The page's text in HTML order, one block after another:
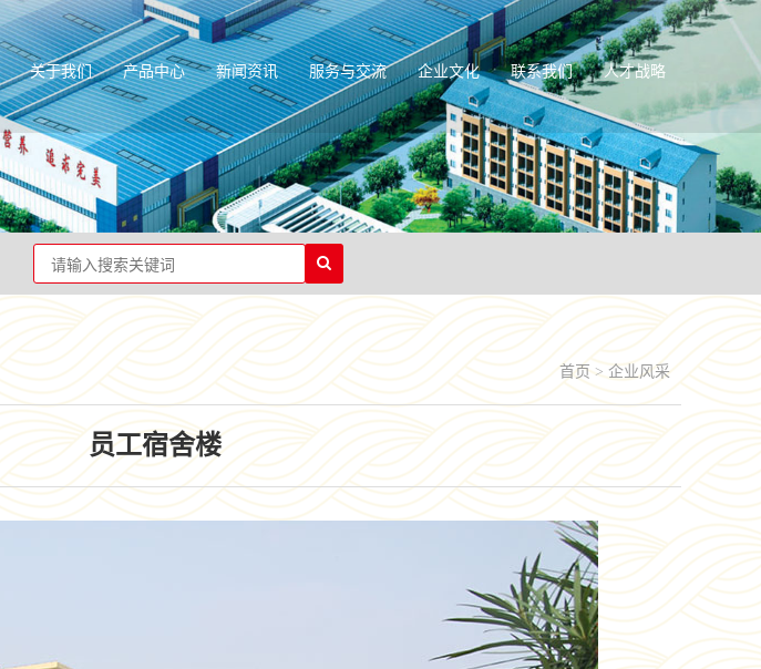
关于我们 产品中心 新闻资讯 服务与交流 企业文化 联系我们 人才战略
首页 > 企业风采
员工宿舍楼